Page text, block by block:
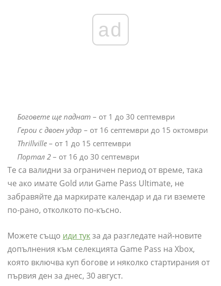
ad
Боговете ще паднат – от 1 до 30 септември
Герои с двоен удар – от 16 септември до 15 октомври
Thrillville – от 1 до 15 септември
Портал 2 – от 16 до 30 септември
Те са валидни за ограничен период от време, така
че ако имате Gold или Game Pass Ultimate, не
забравяйте да маркирате календар и да ги вземете
по-рано, отколкото по-късно.
Можете също иди тукза да разгледате най-новите
допълнения към селекцията Game Pass на Xbox,
която включва куп богове и няколко стартирания от
първия ден за днес, 30 август.